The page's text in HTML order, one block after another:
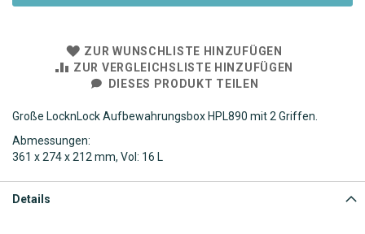
ZUR WUNSCHLISTE HINZUFÜGEN
ZUR VERGLEICHSLISTE HINZUFÜGEN
DIESES PRODUKT TEILEN
Große LocknLock Aufbewahrungsbox HPL890 mit 2 Griffen.
Abmessungen:
361 x 274 x 212 mm, Vol: 16 L
Details